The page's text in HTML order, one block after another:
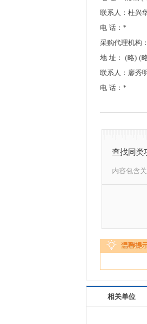
联系人：杜兴
电 话：*
采购代理机构
地 址： (略) (
联系人：廖秀
电 话：*
查找同类
内容包含关
相关单位